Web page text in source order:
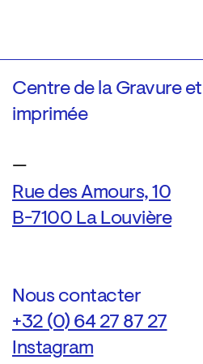
Centre de la Gravure et
imprimée
—
Rue des Amours, 10
B-7100 La Louvière
Nous contacter
+32 (0) 64 27 87 27
Instagram